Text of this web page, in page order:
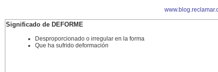
Significado de DEFORME
Desproporcionado o irregular en la forma
Que ha sufrido deformación